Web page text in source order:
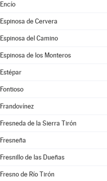
Encío
Espinosa de Cervera
Espinosa del Camino
Espinosa de los Monteros
Estépar
Fontioso
Frandovínez
Fresneda de la Sierra Tirón
Fresneña
Fresnillo de las Dueñas
Fresno de Río Tirón